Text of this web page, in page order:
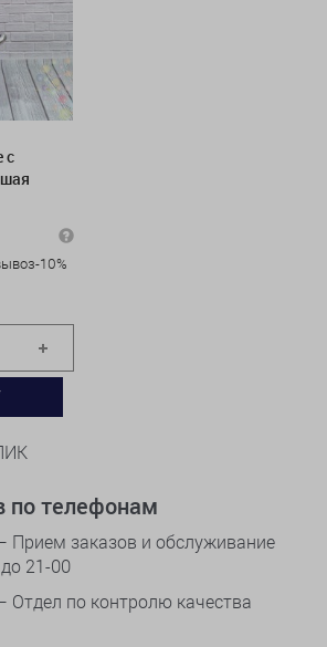
с
10%
по телефонам
Прием заказов и обслуживание
21-00
Отдел по контролю качества